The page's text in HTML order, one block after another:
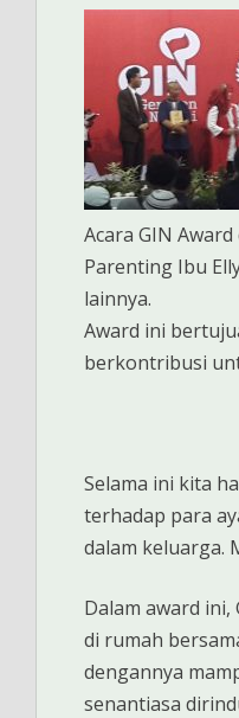
Acara GIN
Parenting Ibu
lainnya.
Award ini
berkontribusi
Selama ini kita
terhadap para
dalam keluarga.
Dalam award
di rumah
dengannya
senantiasa